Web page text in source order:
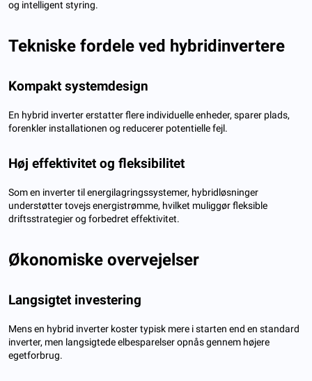
og intelligent styring.
Tekniske fordele ved hybridinvertere
Kompakt systemdesign
En hybrid inverter erstatter flere individuelle enheder, sparer plads,
forenkler installationen og reducerer potentielle fejl.
Høj effektivitet og fleksibilitet
Som en inverter til energilagringssystemer, hybridløsninger
understøtter tovejs energistrømme, hvilket muliggør fleksible
driftsstrategier og forbedret effektivitet.
Økonomiske overvejelser
Langsigtet investering
Mens en hybrid inverter koster typisk mere i starten end en standard
inverter, men langsigtede elbesparelser opnås gennem højere
egetforbrug.